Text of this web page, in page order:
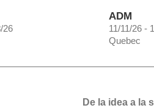
26
ADM
11/11/26 -
Quebec
De la idea a la